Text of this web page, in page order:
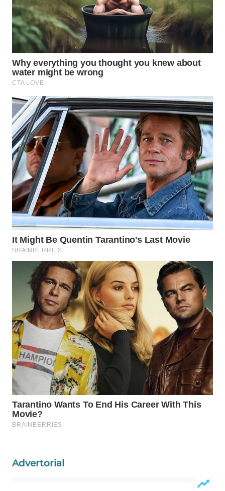
Advertorial
WAHANA
INFRASTRUKTUR
WAHANA
KONSUMEN
WAHANA
LISTRIK
WAHANA
TRAVEL
WAHANA
TV
WAHANANEWS
ID
WAHANANEWS
CO ID
WAHANANEWS
NET
WAHANA
SPORT
WAHANA
UMKM
WAHANA
SELEB
WAHANA